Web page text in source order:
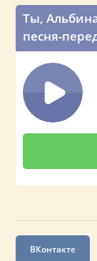
Ты,
песня-
ВКонтакте